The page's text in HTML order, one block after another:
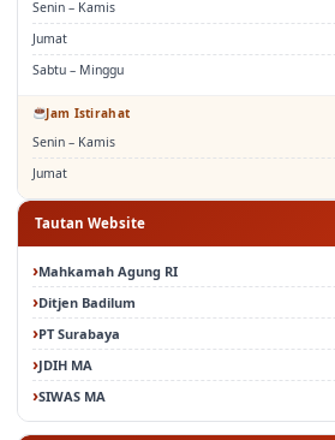
Jumat
Sabtu – Minggu
Senin – Kamis
Jumat
Tautan Website
Mahkamah Agung RI
Ditjen Badilum
PT Surabaya
JDIH MA
SIWAS MA
Sosial Media